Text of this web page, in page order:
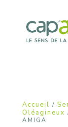
Accueil /
Oléagineux
AMIGA